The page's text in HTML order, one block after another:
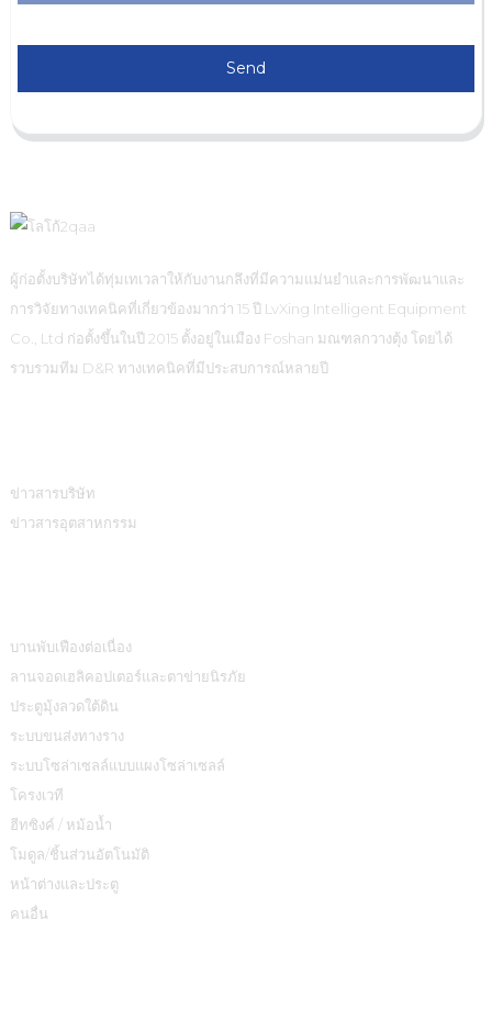
Send
ผู้ก่อตั้งบริษัทได้ทุ่มเทเวลาให้กับงานกลึงที่มีความแม่นยำและการพัฒนาและ
การวิจัยทางเทคนิคที่เกี่ยวข้องมากว่า 15 ปี LvXing Intelligent Equipment
Co., Ltd ก่อตั้งขึ้นในปี 2015 ตั้งอยู่ในเมือง Foshan มณฑลกวางตุ้ง โดยได้
รวบรวมทีม D&R ทางเทคนิคที่มีประสบการณ์หลายปี
ข่าวสารบริษัท
ข่าวสารอุตสาหกรรม
บานพับเฟืองต่อเนื่อง
ลานจอดเฮลิคอปเตอร์และตาข่ายนิรภัย
ประตูมุ้งลวดใต้ดิน
ระบบขนส่งทางราง
ระบบโซล่าเซลล์แบบแผงโซล่าเซลล์
โครงเวที
ฮีทซิงค์ / หม้อน้ำ
โมดูล/ชิ้นส่วนอัตโนมัติ
หน้าต่างและประตู
คนอื่น